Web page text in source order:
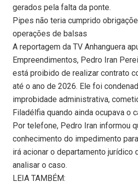
gerados pela falta da ponte.
Pipes não teria cumprido
operações de balsas
A reportagem da TV Anhanguera
Empreendimentos, Pedro Iran
está proibido de realizar contrato
até o ano de 2026. Ele foi
improbidade administrativa,
Filadélfia quando ainda ocupava o
Por telefone, Pedro Iran informou
conhecimento do impedimento
irá acionar o departamento jurídico
analisar o caso.
LEIA TAMBÉM: